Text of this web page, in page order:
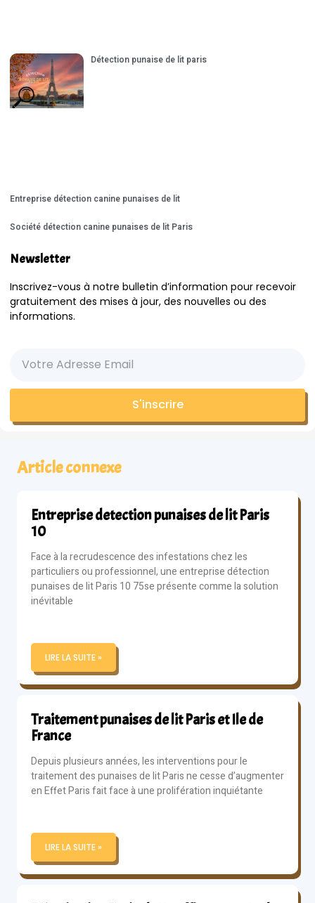
Détection punaise de lit paris
Entreprise détection canine punaises de lit
Société détection canine punaises de lit Paris
Newsletter
Inscrivez-vous à notre bulletin d’information pour recevoir
gratuitement des mises à jour, des nouvelles ou des
informations.
S'inscrire
Article connexe
Entreprise detection punaises de lit Paris
10
Face à la recrudescence des infestations chez les
particuliers ou professionnel, une entreprise détection
punaises de lit Paris 10 75se présente comme la solution
inévitable
LIRE LA SUITE »
Traitement punaises de lit Paris et Ile de
France
Depuis plusieurs années, les interventions pour le
traitement des punaises de lit Paris ne cesse d’augmenter
en Effet Paris fait face à une prolifération inquiétante
LIRE LA SUITE »